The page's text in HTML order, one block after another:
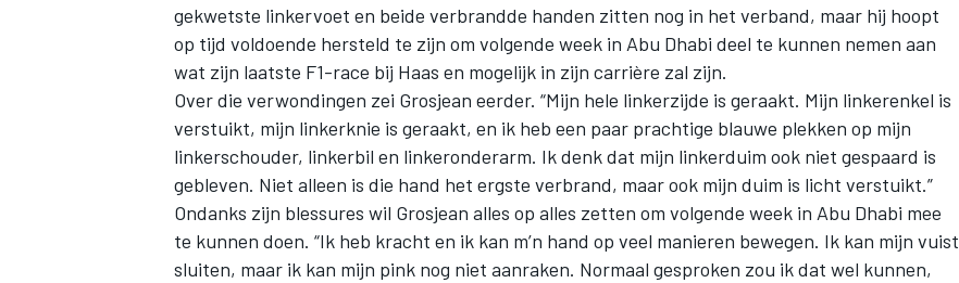
gekwetste linkervoet en beide verbrandde handen zitten nog in het verband, maar hij hoopt
op tijd voldoende hersteld te zijn om volgende week in Abu Dhabi deel te kunnen nemen aan
wat zijn laatste F1-race bij Haas en mogelijk in zijn carrière zal zijn.
Over die verwondingen zei Grosjean eerder. “Mijn hele linkerzijde is geraakt. Mijn linkerenkel is
verstuikt, mijn linkerknie is geraakt, en ik heb een paar prachtige blauwe plekken op mijn
linkerschouder, linkerbil en linkeronderarm. Ik denk dat mijn linkerduim ook niet gespaard is
gebleven. Niet alleen is die hand het ergste verbrand, maar ook mijn duim is licht verstuikt.”
Ondanks zijn blessures wil Grosjean alles op alles zetten om volgende week in Abu Dhabi mee
te kunnen doen. “Ik heb kracht en ik kan m’n hand op veel manieren bewegen. Ik kan mijn vuist
sluiten, maar ik kan mijn pink nog niet aanraken. Normaal gesproken zou ik dat wel kunnen,